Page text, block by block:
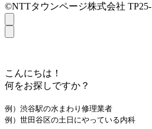
©NTTタウンページ株式会社 TP25-
こんにちは！
何をお探しですか？
例）渋谷駅の水まわり修理業者
例）世田谷区の土日にやっている内科